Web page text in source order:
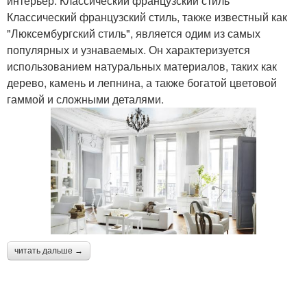
Классический французский стиль, также известный как
"Люксембургский стиль", является одим из самых
популярных и узнаваемых. Он характеризуется
использованием натуральных материалов, таких как
дерево, камень и лепнина, а также богатой цветовой
гаммой и сложными деталями.
читать дальше →